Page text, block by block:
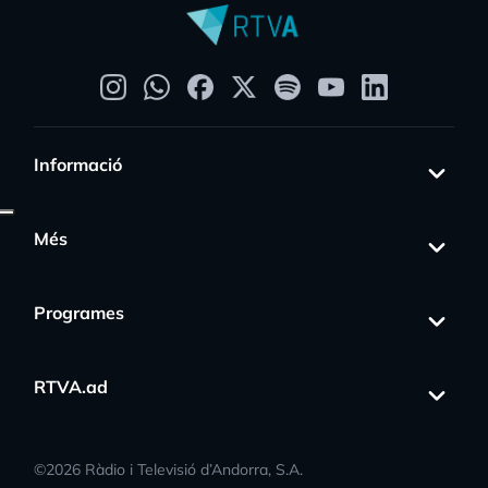
Informació
Més
Programes
RTVA.ad
©2026 Ràdio i Televisió d’Andorra, S.A.